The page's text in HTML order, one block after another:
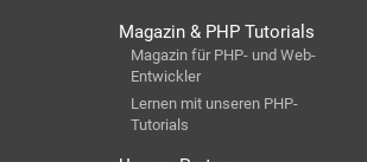
Magazin & PHP Tutorials
Magazin für PHP- und Web-
Entwickler
Lernen mit unseren PHP-
Tutorials